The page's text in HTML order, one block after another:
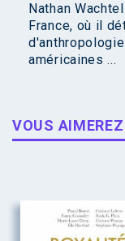
Nathan
France, où il
américaines ...
VOUS